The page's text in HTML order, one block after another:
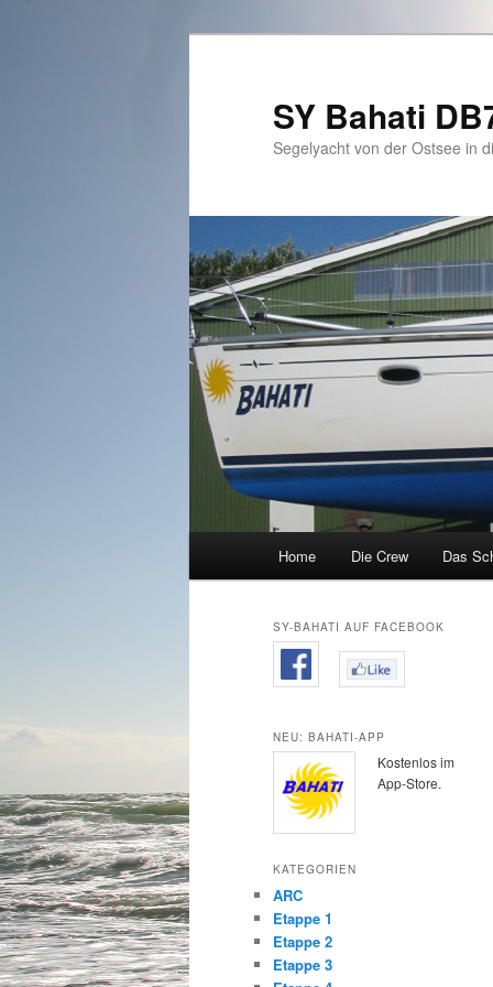
SY Bahati
Segelyacht von der Ostsee in
Home Die Crew Das
SY-BAHATI AUF FACEBOOK
NEU: BAHATI-APP
Kostenlos im
App-Store.
KATEGORIEN
ARC
Etappe 1
Etappe 2
Etappe 3